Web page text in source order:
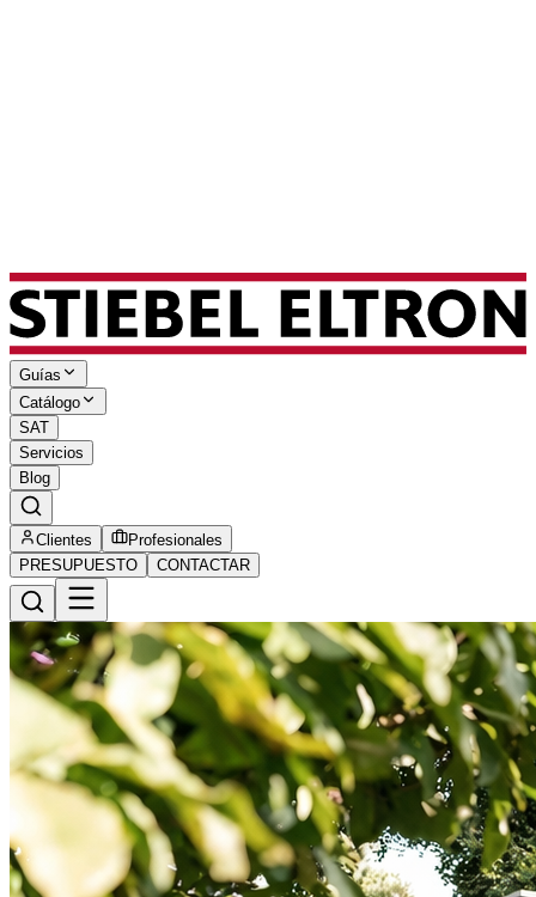
Guías
Catálogo
SAT
Servicios
Blog
Clientes
Profesionales
PRESUPUESTO
CONTACTAR